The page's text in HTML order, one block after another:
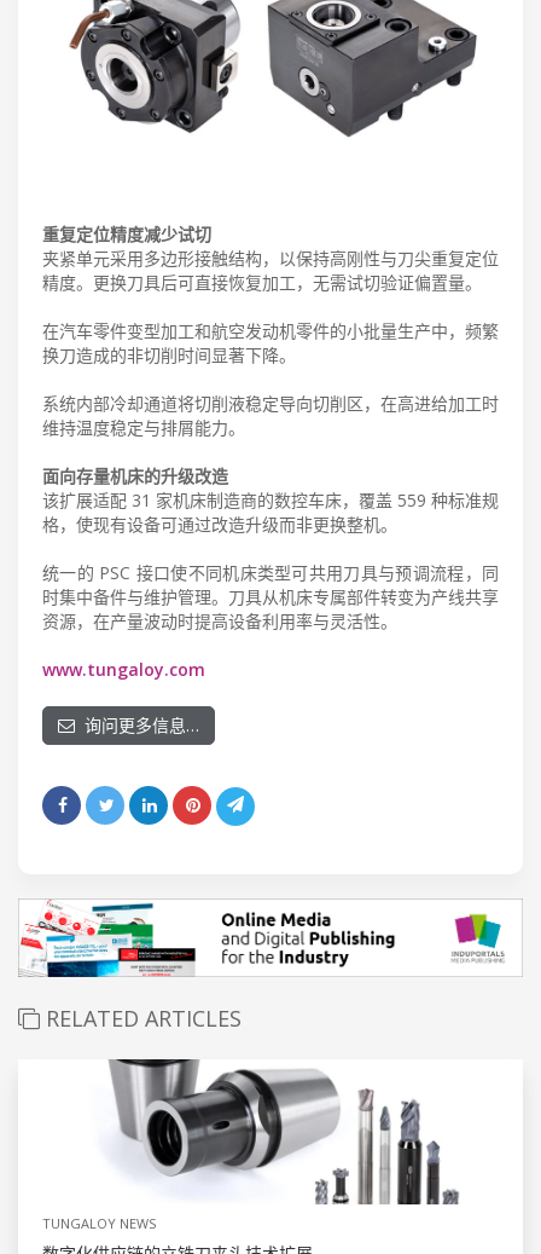
重复定位精度减少试切
夹紧单元采用多边形接触结构，以保持高刚性与刀尖重复定位
精度。更换刀具后可直接恢复加工，无需试切验证偏置量。
在汽车零件变型加工和航空发动机零件的小批量生产中，频繁
换刀造成的非切削时间显著下降。
系统内部冷却通道将切削液稳定导向切削区，在高进给加工时
维持温度稳定与排屑能力。
面向存量机床的升级改造
该扩展适配 31 家机床制造商的数控车床，覆盖 559 种标准规
格，使现有设备可通过改造升级而非更换整机。
统一的 PSC 接口使不同机床类型可共用刀具与预调流程，同
时集中备件与维护管理。刀具从机床专属部件转变为产线共享
资源，在产量波动时提高设备利用率与灵活性。
www.tungaloy.com
询问更多信息…
RELATED ARTICLES
TUNGALOY NEWS